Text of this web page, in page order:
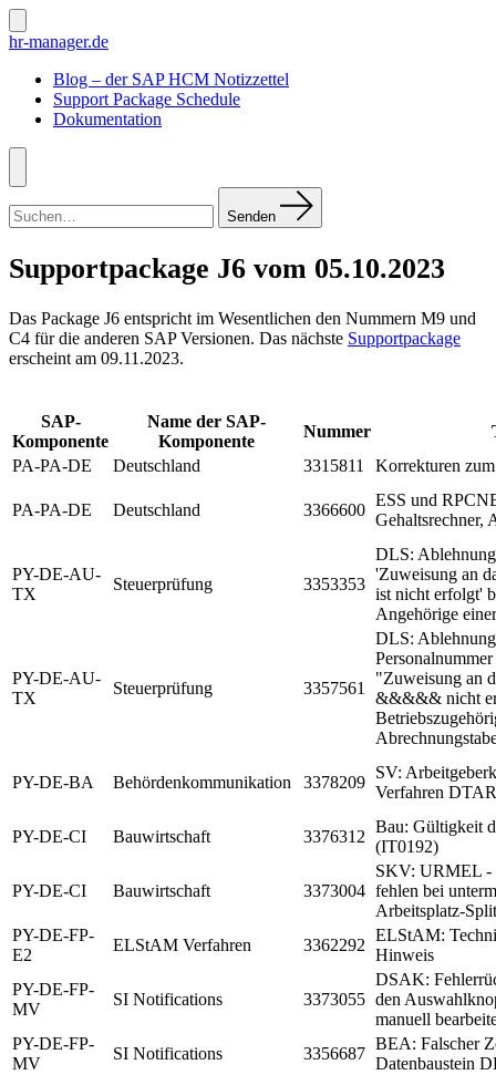
Zum
Inhalt
Suche
ein-/ausblenden
hr-manager.de
Blog – der SAP HCM Notizzettel
Support Package Schedule
Dokumentation
Menü
nach:
Senden
Supportpackage J6 vom 05.10.2023
Das Package J6 entspricht im Wesentlichen den Nummern M9 und
C4 für die anderen SAP Versionen. Das nächste Supportpackage
erscheint am 09.11.2023.
SAP-
Komponente
Name der SAP-
Komponente
Nummer
PA-PA-DE
Deutschland 3315811 Korrekturen
PA-PA-DE Deutschland 3366600
ESS und
Gehaltsrechner,
PY-DE-AU-
TX
Steuerprüfung 3353353
DLS:
'Zuweisung an
ist nicht erfolgt'
Angehörige
PY-DE-AU-
TX
Steuerprüfung 3357561
DLS:
"Zuweisung an
&&&&& nicht
PY-DE-BA Behördenkommunikation 3378209
SV:
Verfahren
PY-DE-CI Bauwirtschaft 3376312
Bau: Gültigkeit
(IT0192)
PY-DE-CI Bauwirtschaft 3373004
SKV: URMEL -
fehlen bei
Arbeitsplatz-Split
PY-DE-FP-
E2
ELStAM Verfahren 3362292
ELStAM:
Hinweis
PY-DE-FP-
MV
SI Notifications 3373055
DSAK:
den
manuell
PY-DE-FP-
MV
SI Notifications 3356687
BEA: Falscher
Datenbaustein